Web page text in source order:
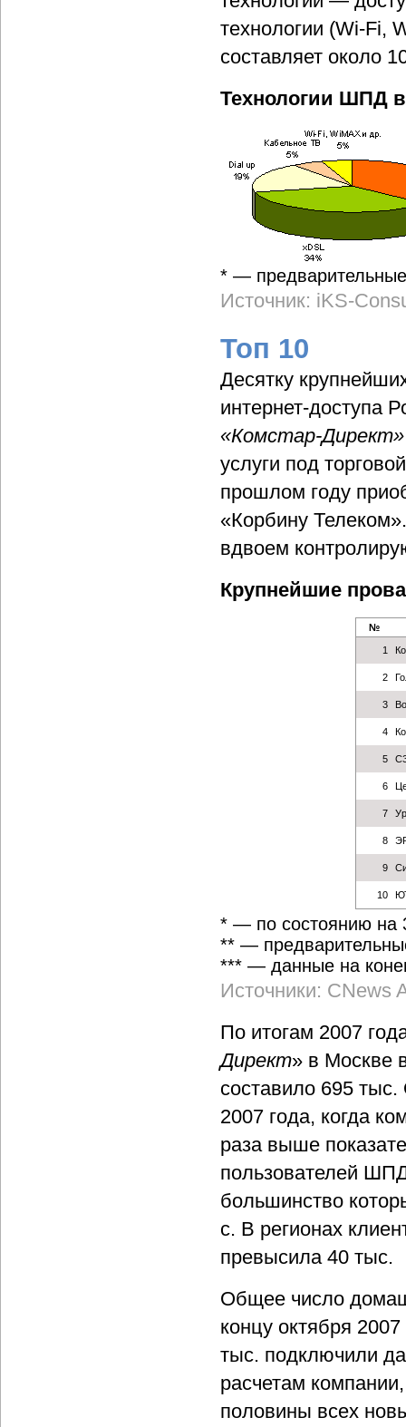
технологии (Wi-Fi,
составляет около
Технологии ШПД
* —
Источник: iKS-
Топ 10
Десятку
интернет-доступа
«Комстар-Директ»
услуги под
прошлом году
«Корбину
вдвоем
Крупнейшие
№
1
2
3
4
5
6
7
8
9
10
* — по состоянию на
** —
*** — данные на
Источники: CNews
По итогам 2007
Директ» в Москве
составило 695
2007 года, когда
раза выше
пользователей
большинство
с. В регионах
превысила 40 тыс.
Общее число
концу октября
тыс. подключили
расчетам
половины всех